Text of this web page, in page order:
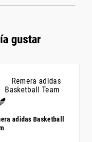
gustar
adidas Basketball